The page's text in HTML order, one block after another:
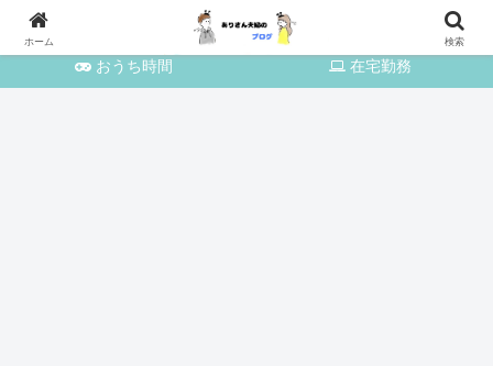
おうち時間 在宅勤務
ホーム 検索